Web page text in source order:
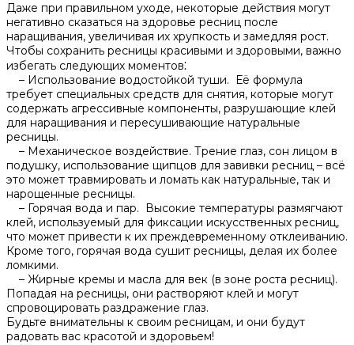
Даже при правильном уходе, некоторые действия могут
негативно сказаться на здоровье ресниц после
наращивания, увеличивая их хрупкость и замедляя рост.​
Чтобы сохранить ресницы красивыми и здоровыми, важно
избегать следующих моментов⁚
– Использование водостойкой туши. Её формула
требует специальных средств для снятия, которые могут
содержать агрессивные компоненты, разрушающие клей
для наращивания и пересушивающие натуральные
ресницы.​
– Механическое воздействие. Трение глаз, сон лицом в
подушку, использование щипцов для завивки ресниц – всё
это может травмировать и ломать как натуральные, так и
нарощенные ресницы.​
– Горячая вода и пар.​ Высокие температуры размягчают
клей, используемый для фиксации искусственных ресниц,
что может привести к их преждевременному отклеиванию.​
Кроме того, горячая вода сушит ресницы, делая их более
ломкими.​
– Жирные кремы и масла для век (в зоне роста ресниц).​
Попадая на ресницы, они растворяют клей и могут
спровоцировать раздражение глаз.​
Будьте внимательны к своим ресницам, и они будут
радовать вас красотой и здоровьем!